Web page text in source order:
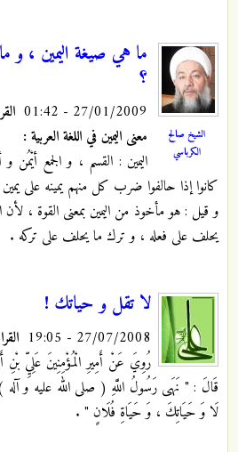
الشيخ صالح
الكرباسي
ما هي صيغة اليمين ، و
؟
27/01/2009 - 01:42
معنى اليمين في اللغة العربية :
اليمين : القسم ، و الجمع
كانوا إذا حالفوا ضرب كل منهم يمينه على
و قيل : هو مأخوذ من اليمين بمعنى القوة ،
يحلف على فعله ، و ترك ما يحلف على تركه .
لا تقل و حياتك !
27/07/2008 - 19:05
رُوِيَ عَنْ أَمِيرِ الْمُؤْمِنِينَ عَلِيِّ
قَالَ : " نَهَى رَسُولُ اللَّهِ ( صلى الله عليه و
لَا وَ حَيَاتِكَ ، وَ حَيَاةِ فُلَانٍ " .